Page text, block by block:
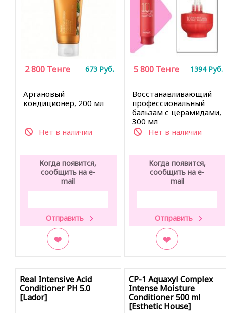
Аргановый
кондиционер, 200 мл
Нет в наличии
2 800 Тенге 673 Руб.
Когда появится,
сообщить на e-
mail
Восстанавливающий
профессиональный
бальзам с церамидами,
300 мл
Нет в наличии
5 800 Тенге 1394 Руб.
Когда появится,
сообщить на e-
mail
Real Intensive Acid
Conditioner PH 5.0
[Lador]
CP-1 Aquaxyl Complex
Intense Moisture
Conditioner 500 ml
[Esthetic House]